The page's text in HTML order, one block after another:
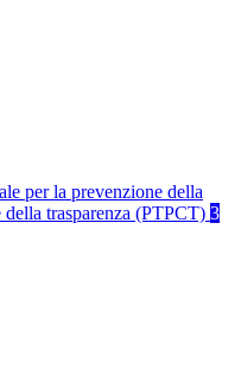
per la prevenzione della
della trasparenza (PTPCT) 3